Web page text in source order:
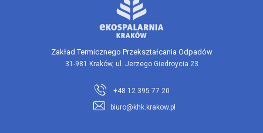
Zakład Termicznego Przekształcania Odpadów
31-981 Kraków, ul. Jerzego Giedroycia 23
+48 12 395 77 20
biuro@khk.krakow.pl